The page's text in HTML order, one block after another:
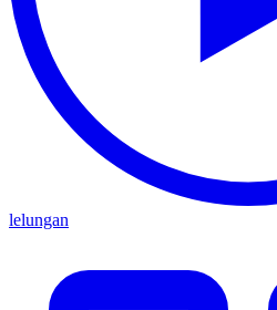
lelungan